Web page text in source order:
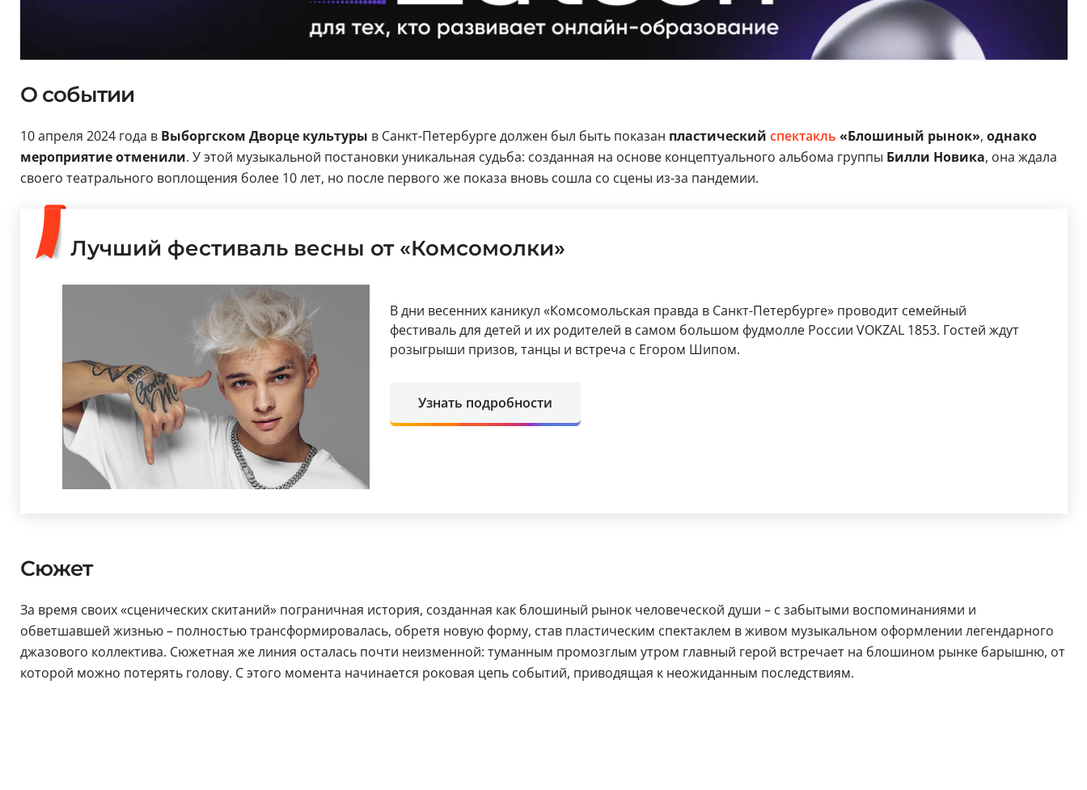
О событии
10 апреля 2024 года в Выборгском Дворце культуры в Санкт-Петербурге должен был быть показан пластический спектакль «Блошиный рынок», однако
мероприятие отменили. У этой музыкальной постановки уникальная судьба: созданная на основе концептуального альбома группы Билли Новика, она ждала
своего театрального воплощения более 10 лет, но после первого же показа вновь сошла со сцены из-за пандемии.
Лучший фестиваль весны от «Комсомолки»
В дни весенних каникул «Комсомольская правда в Санкт-Петербурге» проводит семейный
фестиваль для детей и их родителей в самом большом фудмолле России VOKZAL 1853. Гостей ждут
розыгрыши призов, танцы и встреча с Егором Шипом.
Узнать подробности
Сюжет
За время своих «сценических скитаний» пограничная история, созданная как блошиный рынок человеческой души – с забытыми воспоминаниями и
обветшавшей жизнью – полностью трансформировалась, обретя новую форму, став пластическим спектаклем в живом музыкальном оформлении легендарного
джазового коллектива. Сюжетная же линия осталась почти неизменной: туманным промозглым утром главный герой встречает на блошином рынке барышню, от
которой можно потерять голову. С этого момента начинается роковая цепь событий, приводящая к неожиданным последствиям.